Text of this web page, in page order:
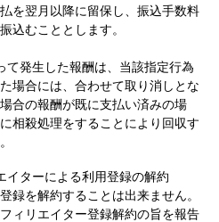
を翌月以降に留保し、振込手数料
込むこととします。
て発生した報酬は、当該指定行為
場合には、合わせて取り消しとな
合の報酬が既に支払い済みの場
相殺処理をすることにより回収す
ターによる利用登録の解約
録を解約することは出来ません。
ィリエイター登録解約の旨を報告